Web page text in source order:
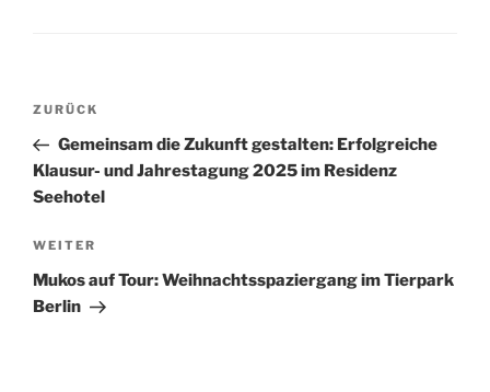
Beitragsnavigation
Vorheriger
Beitrag
ZURÜCK
Gemeinsam die Zukunft gestalten: Erfolgreiche
Klausur- und Jahrestagung 2025 im Residenz
Seehotel
Nächster
Beitrag
WEITER
Mukos auf Tour: Weihnachtsspaziergang im Tierpark
Berlin